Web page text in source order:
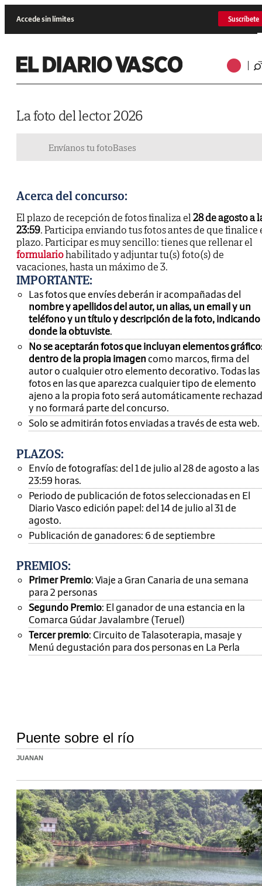
Accede sin límites Suscríbete
La foto del lector 2026
Envíanos tu fotoBases
Acerca del concurso:
El plazo de recepción de fotos finaliza el28 de agosto a
23:59. Participa enviando tus fotos antes de que finalice
plazo. Participar es muy sencillo: tienes que rellenar el
formulariohabilitado y adjuntar tu(s) foto(s) de
vacaciones, hasta un máximo de 3.
IMPORTANTE:
Las fotos que envíes deberán ir acompañadas del
nombre y apellidos del autor, un alias, un email y un
teléfono y un título y descripción de la foto, indicando
donde la obtuviste.
No se aceptarán fotos que incluyan elementos
dentro de la propia imagen como marcos, firma del
autor o cualquier otro elemento decorativo. Todas las
fotos en las que aparezca cualquier tipo de elemento
ajeno a la propia foto será automáticamente
y no formará parte del concurso.
Solo se admitirán fotos enviadas a través de esta web.
PLAZOS:
Envío de fotografías: del 1 de julio al 28 de agosto a las
23:59 horas.
Periodo de publicación de fotos seleccionadas en El
Diario Vasco edición papel: del 14 de julio al 31 de
agosto.
Publicación de ganadores: 6 de septiembre
PREMIOS:
Primer Premio: Viaje a Gran Canaria de una semana
para 2 personas
Segundo Premio: El ganador de una estancia en la
Comarca Gúdar Javalambre (Teruel)
Tercer premio: Circuito de Talasoterapia, masaje y
Menú degustación para dos personas en La Perla
Puente sobre el río
JUANAN